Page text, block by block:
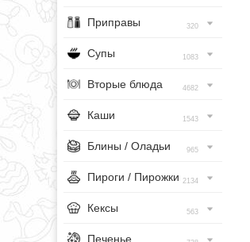
Приправы 320
Супы 1083
Вторые блюда 4682
Каши 1543
Блины / Оладьи 965
Пироги / Пирожки 2134
Кексы 563
Печенье